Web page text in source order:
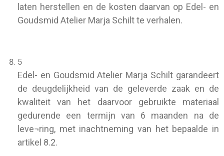
laten herstellen en de kosten daarvan op Edel- en
Goudsmid Atelier Marja Schilt te verhalen.
5
Edel- en Goudsmid Atelier Marja Schilt garandeert
de deugdelijkheid van de geleverde zaak en de
kwaliteit van het daarvoor gebruikte materiaal
gedurende een termijn van 6 maanden na de
leve¬ring, met inachtneming van het bepaalde in
artikel 8.2.